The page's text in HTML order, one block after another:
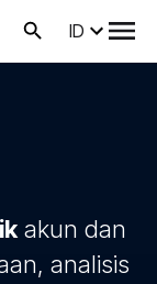
ID
akun dan
analisis